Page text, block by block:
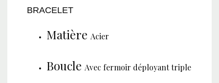
BRACELET
Matière Acier
Boucle Avec fermoir déployant triple